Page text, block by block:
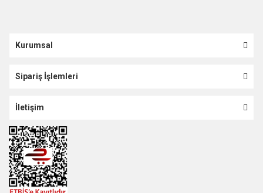
Kurumsal
Sipariş İşlemleri
İletişim